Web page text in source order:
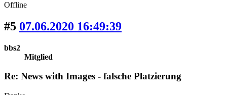
Offline
#5 07.06.2020 16:49:39
bbs2
Mitglied
Re: News with Images - falsche Platzierung